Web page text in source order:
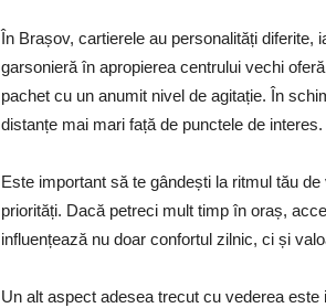
În Brașov, cartierele au personalități
garsonieră în apropierea centrului vechi
pachet cu un anumit nivel de agitație. În
distanțe mai mari față de punctele de interes.
Este important să te gândești la ritmul tău
priorități. Dacă petreci mult timp în oraș,
influențează nu doar confortul zilnic, ci și
Un alt aspect adesea trecut cu vederea